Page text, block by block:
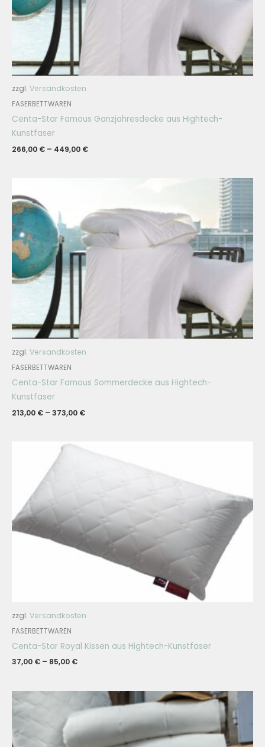
zzgl. Versandkosten
FASERBETTWAREN
Centa-Star Famous Ganzjahresdecke aus Hightech-
Kunstfaser
266,00 € – 449,00 €
zzgl. Versandkosten
FASERBETTWAREN
Centa-Star Famous Sommerdecke aus Hightech-
Kunstfaser
213,00 € – 373,00 €
zzgl. Versandkosten
FASERBETTWAREN
Centa-Star Royal Kissen aus Hightech-Kunstfaser
37,00 € – 85,00 €